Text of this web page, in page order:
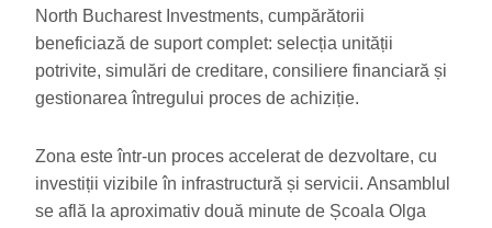
North Bucharest Investments, cumpărătorii
beneficiază de suport complet: selecția unității
potrivite, simulări de creditare, consiliere financiară și
gestionarea întregului proces de achiziție.
Zona este într-un proces accelerat de dezvoltare, cu
investiții vizibile în infrastructură și servicii. Ansamblul
se află la aproximativ două minute de Școala Olga